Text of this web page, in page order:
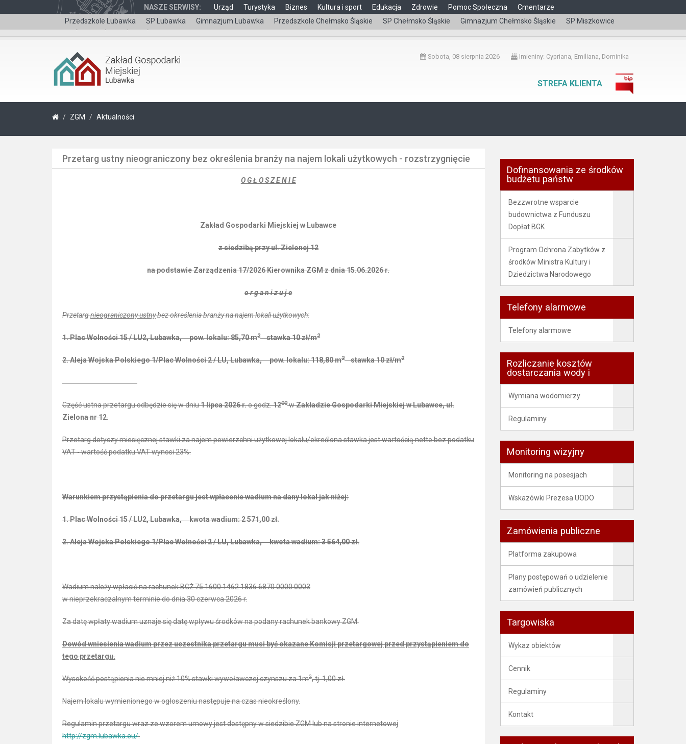
NASZE SERWISY: Urząd Turystyka Biznes Kultura i sport
Edukacja
Przedszkole Lubawka
SP Lubawka Gimnazjum Lubawka Przedszkole Chełmsko Śląskie SP Chełmsko Śląskie Gimnazjum Chełmsko Śląskie SP Miszkowice
Zdrowie Pomoc Społeczna Cmentarze
Wersja dla niepełnosprawnych čeština
Sobota, 08 sierpnia 2026 Imieniny: Cypriana, Emiliana, Dominika
STREFA KLIENTA
ZGM Aktualności
Przetarg ustny nieograniczony bez określenia branży na najem lokali użytkowych - rozstrzygnięcie
O G Ł O S Z E N I E
Zakład Gospodarki Miejskiej w Lubawce
z siedzibą przy ul. Zielonej 12
na podstawie Zarządzenia 17/2026 Kierownika ZGM z dnia 15.06.2026 r.
o r g a n i z u j e
Przetargnieograniczony ustnybez określenia branży na najem lokali użytkowych:
1. Plac Wolności 15 / LU2, Lubawka, pow. lokalu: 85,70 m2stawka 10 zł/m2
2. Aleja Wojska Polskiego 1/Plac Wolności 2 / LU, Lubawka, pow. lokalu: 118,80 m2stawka 10 zł/m2
Część ustna przetargu odbędzie się w dniu1 lipca 2026 r.o godz.1200 wZakładzie Gospodarki Miejskiej w Lubawce, ul.
Zielona nr 12.
Przetarg dotyczy miesięcznej stawki za najem powierzchni użytkowej lokalu/określona stawka jest wartością netto bez podatku
VAT - wartość podatku VAT wynosi 23%.
Warunkiem przystąpienia do przetargu jest wpłacenie wadium na dany lokal jak niżej:
1. Plac Wolności 15 / LU2, Lubawka, kwota wadium: 2 571,00 zł.
2. Aleja Wojska Polskiego 1/Plac Wolności 2 / LU, Lubawka, kwota wadium: 3 564,00 zł.
Wadium należy wpłacić na rachunek BGŻ 75 1600 1462 1836 6870 0000 0003
w nieprzekraczalnym terminie do dnia 30 czerwca 2026 r.
Za datę wpłaty wadium uznaje się datę wpływu środków na podany rachunek bankowy ZGM.
Dowód wniesienia wadium przez uczestnika przetargu musi być okazane Komisji przetargowej przed przystąpieniem do
tego przetargu.
Wysokość postąpienia nie mniej niż 10% stawki wywoławczej czynszu za 1m2, tj. 1,00 zł.
Najem lokalu wymienionego w ogłoszeniu następuje na czas nieokreślony.
Regulamin przetargu wraz ze wzorem umowy jest dostępny w siedzibie ZGM lub na stronie internetowej
http://zgm.lubawka.eu/.
Dofinansowania ze środków
budżetu państw
Bezzwrotne wsparcie
budownictwa z Funduszu
Dopłat BGK
Program Ochrona Zabytków z
środków Ministra Kultury i
Dziedzictwa Narodowego
Telefony alarmowe
Telefony alarmowe
Rozliczanie kosztów
dostarczania wody i
Wymiana wodomierzy
Regulaminy
Monitoring wizyjny
Monitoring na posesjach
Wskazówki Prezesa UODO
Zamówienia publiczne
Platforma zakupowa
Plany postępowań o udzielenie
zamówień publicznych
Targowiska
Wykaz obiektów
Cennik
Regulaminy
Kontakt